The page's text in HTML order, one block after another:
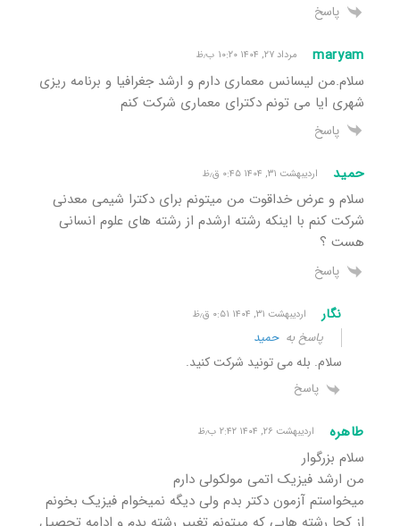
پاسخ
maryam مرداد ۲۷, ۱۴۰۴ ۱۰:۲۰ ب٫ظ
سلام.من لیسانس معماری دارم و ارشد جغرافیا و برنامه ریزی
شهری ایا می تونم دکترای معماری شرکت کنم
پاسخ
حمید اردیبهشت ۳۱, ۱۴۰۴ ۰:۴۵ ق٫ظ
سلام و عرض خداقوت من میتونم برای دکترا شیمی معدنی
شرکت کنم با اینکه رشته ارشدم از رشته های علوم انسانی
هست ؟
پاسخ
نگار اردیبهشت ۳۱, ۱۴۰۴ ۰:۵۱ ق٫ظ
پاسخ بهحمید
سلام. بله می تونید شرکت کنید.
پاسخ
طاهره اردیبهشت ۲۶, ۱۴۰۴ ۲:۴۲ ب٫ظ
سلام بزرگوار
من ارشد فیزیک اتمی مولکولی دارم
میخواستم آزمون دکتر بدم ولی دیگه نمیخوام فیزیک بخونم